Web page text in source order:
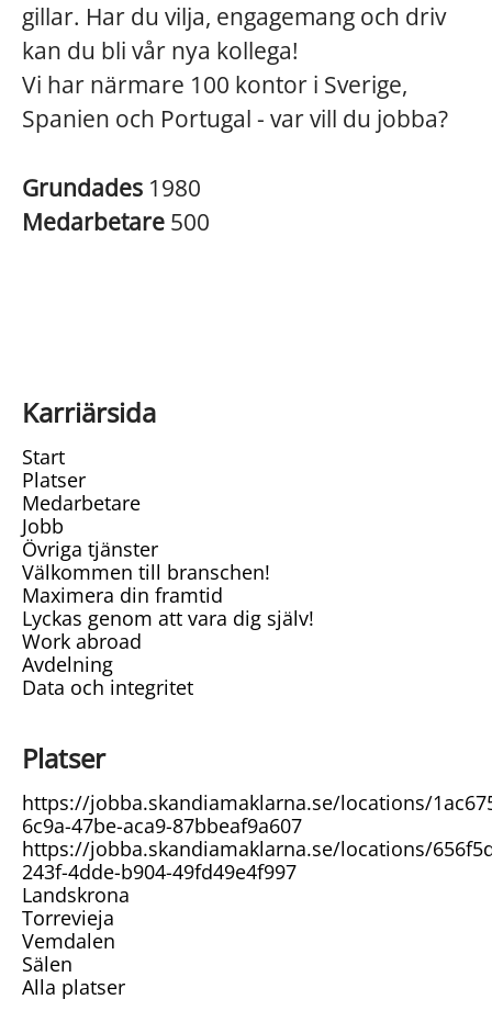
gillar. Har du vilja, engagemang och driv
kan du bli vår nya kollega!
Vi har närmare 100 kontor i Sverige,
Spanien och Portugal - var vill du jobba?
Grundades 1980
Medarbetare 500
Karriärsida
Start
Platser
Medarbetare
Jobb
Övriga tjänster
Välkommen till branschen!
Maximera din framtid
Lyckas genom att vara dig själv!
Work abroad
Avdelning
Data och integritet
Platser
https://jobba.skandiamaklarna.se/locations/
6c9a-47be-aca9-87bbeaf9a607
https://jobba.skandiamaklarna.se/locations/
243f-4dde-b904-49fd49e4f997
Landskrona
Torrevieja
Vemdalen
Sälen
Alla platser